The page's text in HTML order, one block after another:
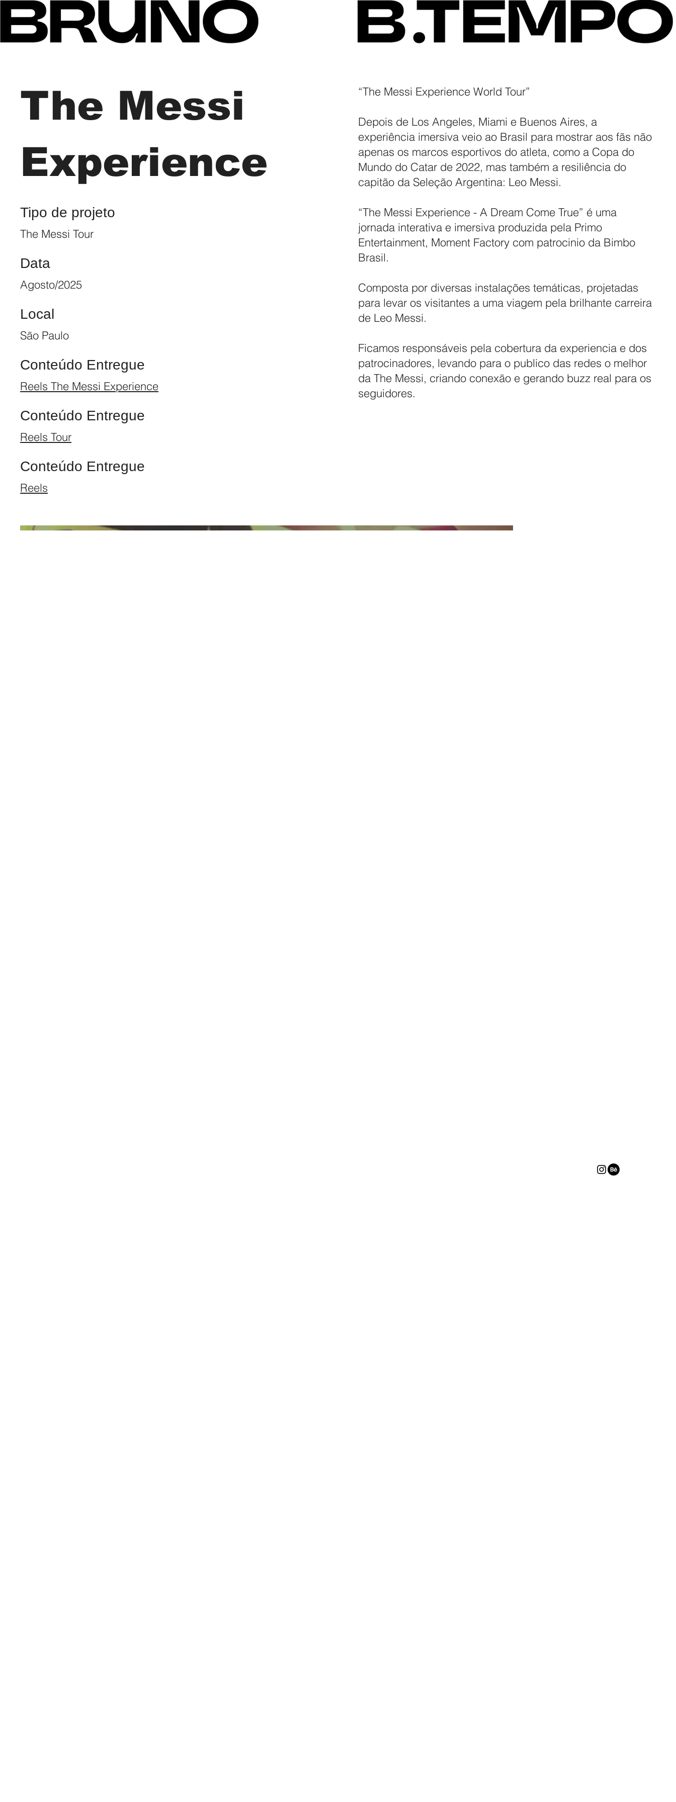
The Messi
Experience
Tipo de projeto
The Messi Tour
Data
Agosto/2025
Local
São Paulo
Conteúdo Entregue
Reels The Messi Experience
Conteúdo Entregue
Reels Tour
Conteúdo Entregue
Reels
“The Messi Experience World Tour”
Depois de Los Angeles, Miami e Buenos Aires, a
experiência imersiva veio ao Brasil para mostrar aos fãs não
apenas os marcos esportivos do atleta, como a Copa do
Mundo do Catar de 2022, mas também a resiliência do
capitão da Seleção Argentina: Leo Messi.
“The Messi Experience - A Dream Come True” é uma
jornada interativa e imersiva produzida pela Primo
Entertainment, Moment Factory com patrocinio da Bimbo
Brasil.
Composta por diversas instalações temáticas, projetadas
para levar os visitantes a uma viagem pela brilhante carreira
de Leo Messi.
Ficamos responsáveis pela cobertura da experiencia e dos
patrocinadores, levando para o publico das redes o melhor
da The Messi, criando conexão e gerando buzz real para os
seguidores.